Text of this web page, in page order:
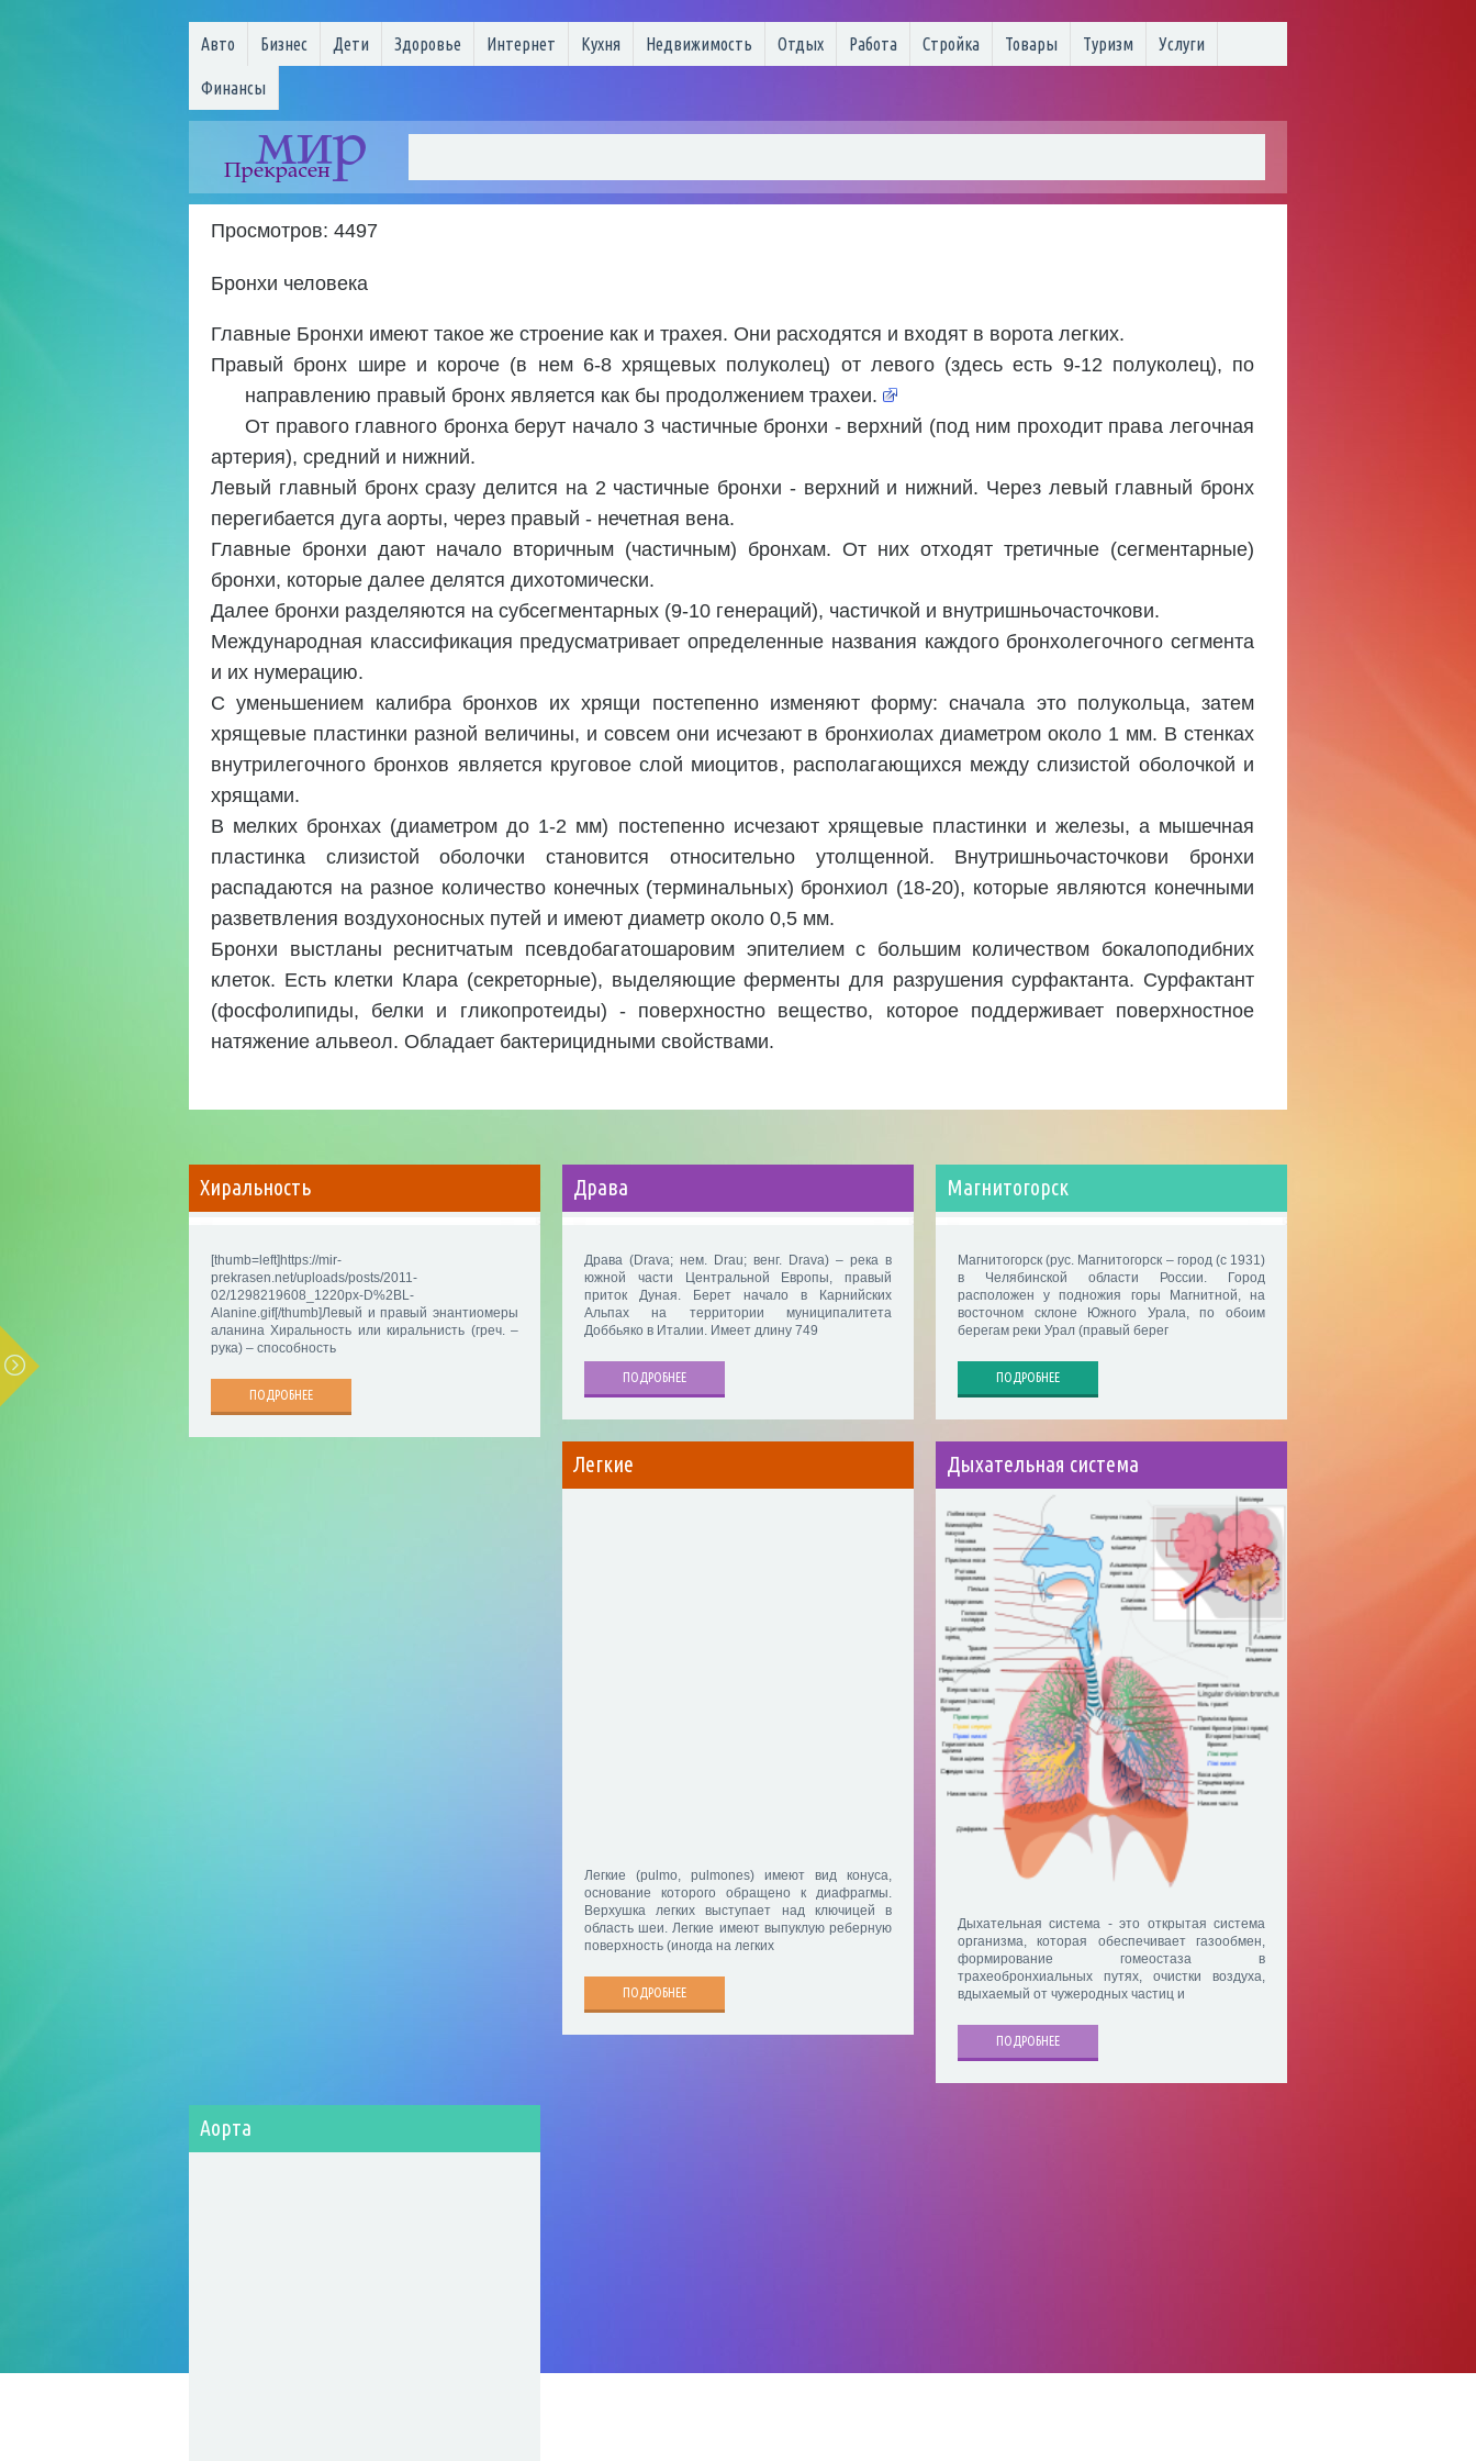
Авто Бизнес Дети Здоровье Интернет Кухня Недвижимость Отдых Работа Стройка Товары Туризм Услуги
Финансы
Просмотров: 4497
Бронхи человека
Главные Бронхи имеют такое же строение как и трахея. Они расходятся и входят в ворота легких.
Правый бронх шире и короче (в нем 6-8 хрящевых полуколец) от левого (здесь есть 9-12 полуколец), по
направлению правый бронх является как бы продолжением трахеи.
От правого главного бронха берут начало 3 частичные бронхи - верхний (под ним проходит права легочная
артерия), средний и нижний.
Левый главный бронх сразу делится на 2 частичные бронхи - верхний и нижний. Через левый главный бронх
перегибается дуга аорты, через правый - нечетная вена.
Главные бронхи дают начало вторичным (частичным) бронхам. От них отходят третичные (сегментарные)
бронхи, которые далее делятся дихотомически.
Далее бронхи разделяются на субсегментарных (9-10 генераций), частичкой и внутришньочасточкови.
Международная классификация предусматривает определенные названия каждого бронхолегочного сегмента
и их нумерацию.
С уменьшением калибра бронхов их хрящи постепенно изменяют форму: сначала это полукольца, затем
хрящевые пластинки разной величины, и совсем они исчезают в бронхиолах диаметром около 1 мм. В стенках
внутрилегочного бронхов является круговое слой миоцитов, располагающихся между слизистой оболочкой и
хрящами.
В мелких бронхах (диаметром до 1-2 мм) постепенно исчезают хрящевые пластинки и железы, а мышечная
пластинка слизистой оболочки становится относительно утолщенной. Внутришньочасточкови бронхи
распадаются на разное количество конечных (терминальных) бронхиол (18-20), которые являются конечными
разветвления воздухоносных путей и имеют диаметр около 0,5 мм.
Бронхи выстланы реснитчатым псевдобагатошаровим эпителием с большим количеством бокалоподибних
клеток. Есть клетки Клара (секреторные), выделяющие ферменты для разрушения сурфактанта. Сурфактант
(фосфолипиды, белки и гликопротеиды) - поверхностно вещество, которое поддерживает поверхностное
натяжение альвеол. Обладает бактерицидными свойствами.
Хиральность
[thumb=left]https://mir-
prekrasen.net/uploads/posts/2011-
02/1298219608_1220px-D%2BL-
Alanine.gif[/thumb]Левый и правый энантиомеры
аланина Хиральность или киральнисть (греч. –
рука) – способность
ПОДРОБНЕЕ
Драва
Драва (Drava; нем. Drau; венг. Drava) – река в
южной части Центральной Европы, правый
приток Дуная. Берет начало в Карнийских
Альпах на территории муниципалитета
Доббьяко в Италии. Имеет длину 749
ПОДРОБНЕЕ
Магнитогорск
Магнитогорск (рус. Магнитогорск – город (с 1931)
в Челябинской области России. Город
расположен у подножия горы Магнитной, на
восточном склоне Южного Урала, по обоим
берегам реки Урал (правый берег
ПОДРОБНЕЕ
Легкие
Легкие (pulmo, pulmones) имеют вид конуса,
основание которого обращено к диафрагмы.
Верхушка легких выступает над ключицей в
область шеи. Легкие имеют выпуклую реберную
поверхность (иногда на легких
ПОДРОБНЕЕ
Дыхательная система
Дыхательная система - это открытая система
организма, которая обеспечивает газообмен,
формирование гомеостаза в
трахеобронхиальных путях, очистки воздуха,
вдыхаемый от чужеродных частиц и
ПОДРОБНЕЕ
Аорта